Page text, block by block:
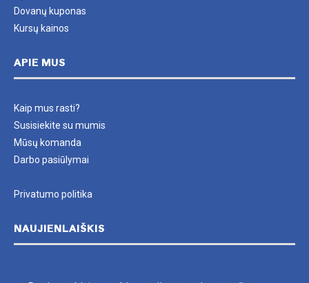
Dovanų kuponas
Kursų kainos
APIE MUS
Kaip mus rasti?
Susisiekite su mumis
Mūsų komanda
Darbo pasiūlymai
Privatumo politika
NAUJIENLAIŠKIS